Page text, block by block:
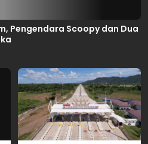
Pengendara Scoopy dan Dua